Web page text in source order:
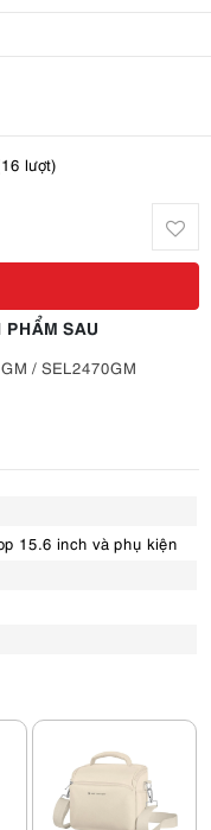
lượt)
SAU
/ SEL2470GM
15.6 inch và phụ kiện